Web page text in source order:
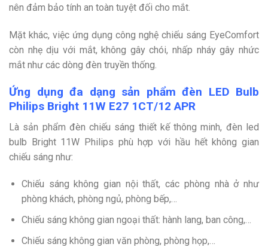
nên đảm bảo tính an toàn tuyệt đối cho mắt.
Mặt khác, việc ứng dụng công nghệ chiếu sáng EyeComfort
còn nhẹ dịu với mắt, không gây chói, nhấp nháy gây nhức
mắt như các dòng đèn truyền thống.
Ứng dụng đa dạng sản phẩm đèn LED Bulb
Philips Bright 11W E27 1CT/12 APR
Là sản phẩm đèn chiếu sáng thiết kế thông minh, đèn led
bulb Bright 11W Philips phù hợp với hầu hết không gian
chiếu sáng như:
Chiếu sáng không gian nội thất, các phòng nhà ở như
phòng khách, phòng ngủ, phòng bếp,…
Chiếu sáng không gian ngoại thất: hành lang, ban công,…
Chiếu sáng không gian văn phòng, phòng họp,…